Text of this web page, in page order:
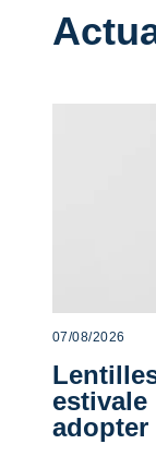
aussi
En savoir
07/08/2026
estivale
adopter